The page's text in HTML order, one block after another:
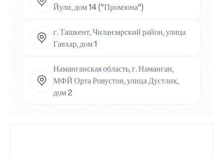
Йули, дом 14 ("Промзона")
г. Ташкент, Чиланзарский район, улица
Гавхар, дом 1
Наманганская область, г. Наманган,
МФЙ Орта Ровустон, улица Дустлик,
дом 2